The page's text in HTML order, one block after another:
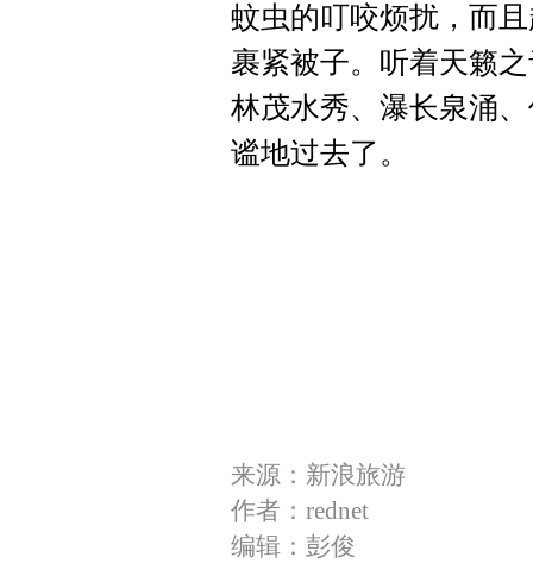
蚊虫的叮咬烦扰，而
裹紧被子。听着天籁
林茂水秀、瀑长泉涌
谧地过去了。
来源：新浪旅游
作者：rednet
编辑：彭俊